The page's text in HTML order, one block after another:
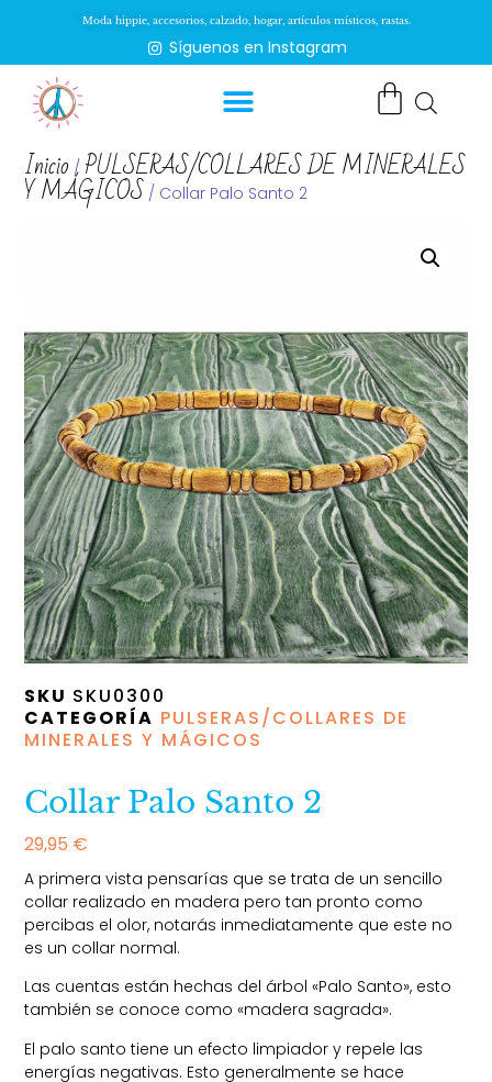
Moda hippie, accesorios, calzado, hogar, artículos místicos, rastas.
Síguenos en Instagram
Inicio / PULSERAS/COLLARES DE MINERALES
Y MÁGICOS / Collar Palo Santo 2
SKU SKU0300
CATEGORÍA PULSERAS/COLLARES DE
MINERALES Y MÁGICOS
Collar Palo Santo 2
29,95 €
A primera vista pensarías que se trata de un sencillo
collar realizado en madera pero tan pronto como
percibas el olor, notarás inmediatamente que este no
es un collar normal.
Las cuentas están hechas del árbol «Palo Santo», esto
también se conoce como «madera sagrada».
El palo santo tiene un efecto limpiador y repele las
energías negativas. Esto generalmente se hace